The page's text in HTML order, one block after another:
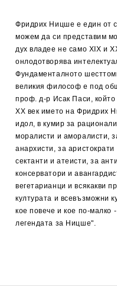
Фридрих Ницше е един от
можем да си представим
дух владее не само XIX и
онлодотворява
Фундаменталното
великия философ е под
проф. д-р Исак Паси, който
XX век името на Фридрих
идол, в кумир за
моралисти и аморалисти,
анархисти, за
сектанти и атеисти, за
консерватори и
вегетарианци и всякакви
културата и всевъзможни
кое повече и кое по-малко
легендата за Ницше".